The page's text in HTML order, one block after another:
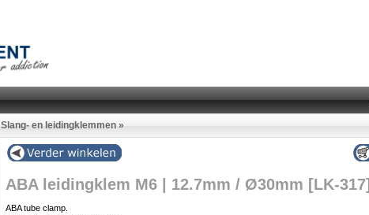
Slang- en leidingklemmen »
ABA leidingklem M6 | 12.7mm / Ø30mm [LK-317]
ABA tube clamp.